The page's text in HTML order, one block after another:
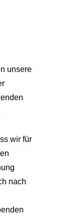
unsere
wir für
nach